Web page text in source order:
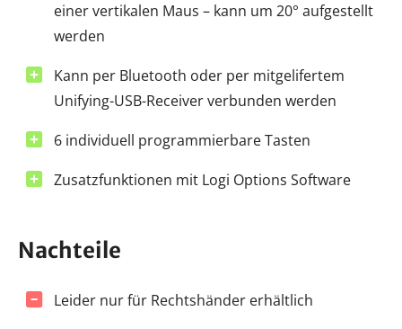
einer vertikalen Maus – kann um 20° aufgestellt
werden
Kann per Bluetooth oder per mitgelifertem
Unifying-USB-Receiver verbunden werden
6 individuell programmierbare Tasten
Zusatzfunktionen mit Logi Options Software
Nachteile
Leider nur für Rechtshänder erhältlich